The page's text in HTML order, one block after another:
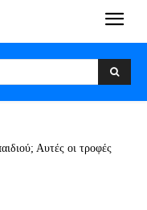
Αυτές οι τροφές